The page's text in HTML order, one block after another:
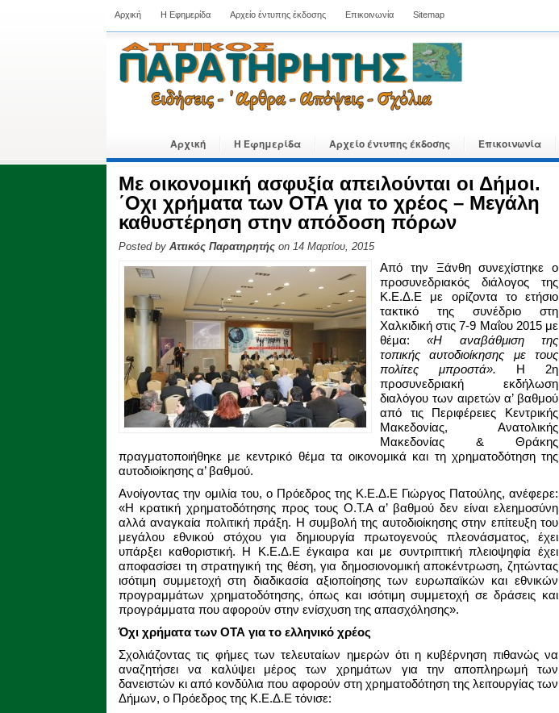
Αρχική Η Εφημερίδα Αρχείο έντυπης έκδοσης Επικοινωνία Sitemap
Αρχική Η Εφημερίδα Αρχείο έντυπης έκδοσης Επικοινωνία
Με οικονομική ασφυξία απειλούνται οι Δήμοι.
΄Οχι χρήματα των ΟΤΑ για το χρέος – Μεγάλη
καθυστέρηση στην απόδοση πόρων
Posted by Αττικός Παρατηρητής on 14 Μαρτίου, 2015
Από την Ξάνθη συνεχίστηκε ο
προσυνεδριακός διάλογος της
Κ.Ε.Δ.Ε με ορίζοντα το ετήσιο
τακτικό της συνέδριο στη
Χαλκιδική στις 7-9 Μαΐου 2015 με
θέμα:«Η αναβάθμιση της
τοπικής αυτοδιοίκησης με τους
πολίτες μπροστά». Η 2η
προσυνεδριακή εκδήλωση
διαλόγου των αιρετών α’ βαθμού
από τις Περιφέρειες Κεντρικής
Μακεδονίας, Ανατολικής
Μακεδονίας & Θράκης
πραγματοποιήθηκε με κεντρικό θέμα τα οικονομικά και τη χρηματοδότηση της
αυτοδιοίκησης α’ βαθμού.
Ανοίγοντας την ομιλία του, ο Πρόεδρος της Κ.Ε.Δ.Ε Γιώργος Πατούλης, ανέφερε:
«Η κρατική χρηματοδότησης προς τους Ο.Τ.Α α’ βαθμού δεν είναι ελεημοσύνη
αλλά αναγκαία πολιτική πράξη. Η συμβολή της αυτοδιοίκησης στην επίτευξη του
μεγάλου εθνικού στόχου για δημιουργία πρωτογενούς πλεονάσματος, έχει
υπάρξει καθοριστική. Η Κ.Ε.Δ.Ε έγκαιρα και με συντριπτική πλειοψηφία έχει
αποφασίσει τη στρατηγική της θέση, για δημοσιονομική αποκέντρωση, ζητώντας
ισότιμη συμμετοχή στη διαδικασία αξιοποίησης των ευρωπαϊκών και εθνικών
προγραμμάτων χρηματοδότησης, όπως και ισότιμη συμμετοχή σε δράσεις και
προγράμματα που αφορούν στην ενίσχυση της απασχόλησης».
Όχι χρήματα των ΟΤΑ για το ελληνικό χρέος
Σχολιάζοντας τις φήμες των τελευταίων ημερών ότι η κυβέρνηση πιθανώς να
αναζητήσει να καλύψει μέρος των χρημάτων για την αποπληρωμή των
δανειστών κι από κονδύλια που αφορούν στη χρηματοδότηση της λειτουργίας των
Δήμων, ο Πρόεδρος της Κ.Ε.Δ.Ε τόνισε: